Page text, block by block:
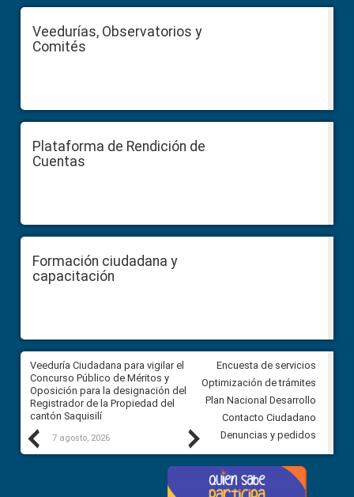
Veedurías, Observatorios y
Comités
Plataforma de Rendición de
Cuentas
Formación ciudadana y
capacitación
Previous
Veeduría Ciudadana para vigilar el
Concurso Público de Méritos y
Oposición para la designación del
Registrador de la Propiedad del
cantón Saquisilí
7 agosto, 2026
Veeduría Ciudadana para
construcción del asfaltado de
Ballenita del cantón Santa
7 agosto, 2026
Next
Encuesta de servicios
Optimización de trámites
Plan Nacional Desarrollo
Contacto Ciudadano
Denuncias y pedidos